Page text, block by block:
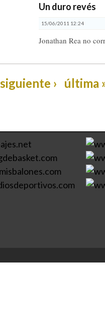
Un duro revés
15/06/2011 12:24
Jonathan Rea no
siguiente › última